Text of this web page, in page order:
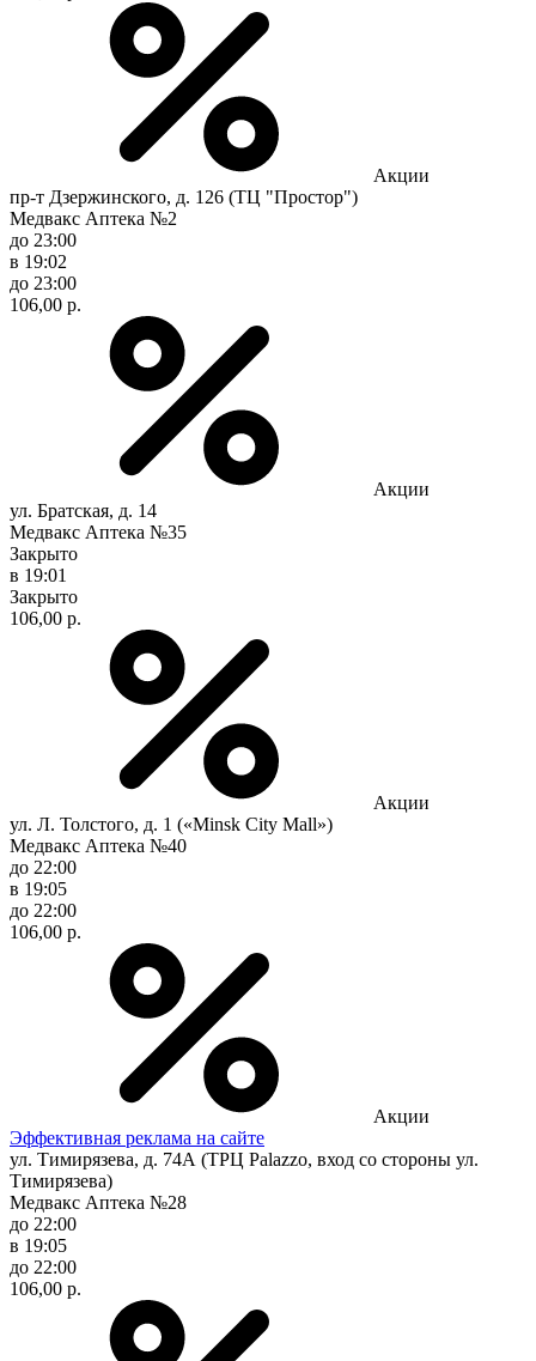
Акции
пр-т Дзержинского, д. 126 (ТЦ "Простор")
Медвакс Аптека №2
до 23:00
в 19:02
до 23:00
106,00 р.
Акции
ул. Братская, д. 14
Медвакс Аптека №35
Закрыто
в 19:01
Закрыто
106,00 р.
Акции
ул. Л. Толстого, д. 1 («Minsk City Mall»)
Медвакс Аптека №40
до 22:00
в 19:05
до 22:00
106,00 р.
Акции
Эффективная реклама на сайте
ул. Тимирязева, д. 74А (ТРЦ Palazzo, вход со стороны ул.
Тимирязева)
Медвакс Аптека №28
до 22:00
в 19:05
до 22:00
106,00 р.